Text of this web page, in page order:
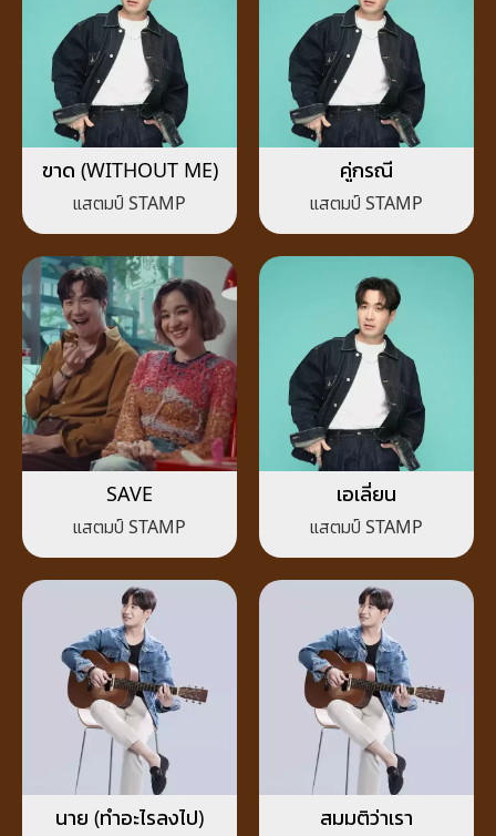
ขาด (WITHOUT ME)
แสตมป์ STAMP
คู่กรณี
แสตมป์ STAMP
SAVE
แสตมป์ STAMP
เอเลี่ยน
แสตมป์ STAMP
นาย (ทำอะไรลงไป) สมมติว่าเรา